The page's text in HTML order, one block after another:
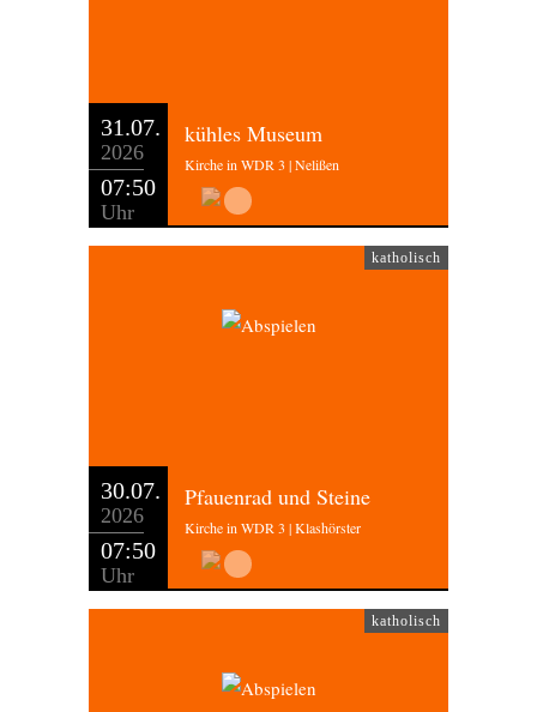
31.07.
2026
07:50
Uhr
kühles Museum
Kirche in WDR 3 | Nelißen
katholisch
30.07.
2026
07:50
Uhr
Pfauenrad und Steine
Kirche in WDR 3 | Klashörster
katholisch